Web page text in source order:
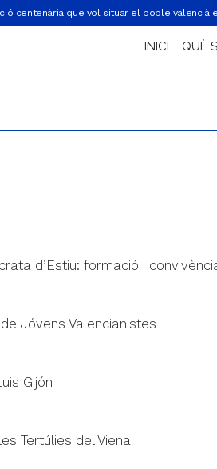
centenària que vol situar el poble valencià
INICI QUÈ
d’Estiu: formació i
Jóvens Valencianistes
Gijón
Tertúlies del Viena